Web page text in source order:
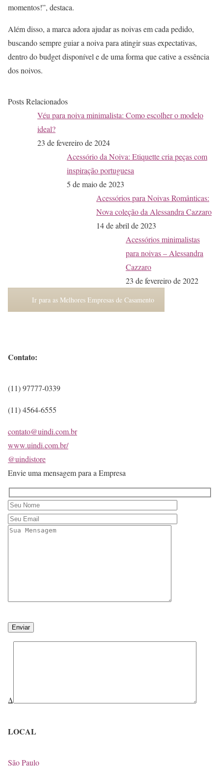
momentos!”, destaca.
Além disso, a marca adora ajudar as noivas em cada pedido,
buscando sempre guiar a noiva para atingir suas expectativas,
dentro do budget disponível e de uma forma que cative a essência
dos noivos.
Posts Relacionados
Véu para noiva minimalista: Como escolher o modelo
ideal?
23 de fevereiro de 2024
Acessório da Noiva: Etiquette cria peças com
inspiração portuguesa
5 de maio de 2023
Acessórios para Noivas Românticas:
Nova coleção da Alessandra Cazzaro
14 de abril de 2023
Acessórios minimalistas
para noivas – Alessandra
Cazzaro
23 de fevereiro de 2022
Ir para as Melhores Empresas de Casamento
Contato:
(11) 97777-0339
(11) 4564-6555
contato@uindi.com.br
www.uindi.com.br/
@uindistore
Envie uma mensagem para a Empresa
Δ
LOCAL
São Paulo